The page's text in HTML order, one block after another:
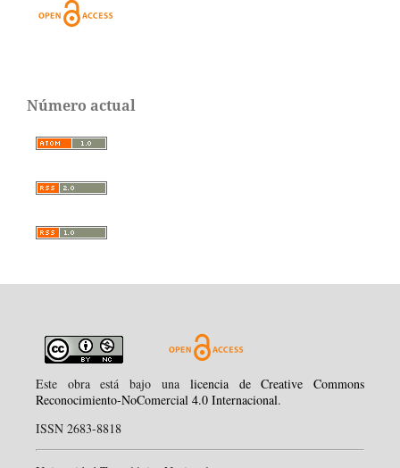
Número actual
Este obra está bajo unalicencia de Creative Commons
Reconocimiento-NoComercial 4.0 Internacional.
ISSN 2683-8818